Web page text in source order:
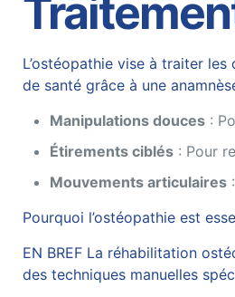
L’ostéopathie vise à traiter
de santé grâce à une
Manipulations douces :
Étirements ciblés : Pour
Mouvements articulaires
Pourquoi l’ostéopathie est
EN BREF La réhabilitation
des techniques manuelles